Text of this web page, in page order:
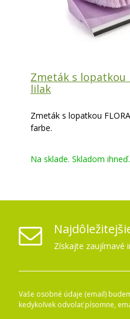
Zmeták s lopatkou
lilak
Zmeták s lopatkou
farbe.
Na sklade. Skladom ihneď.
Získajte zaujímavé
Vaše osobné údaje (email)
kedykoľvek odvolať písomne,